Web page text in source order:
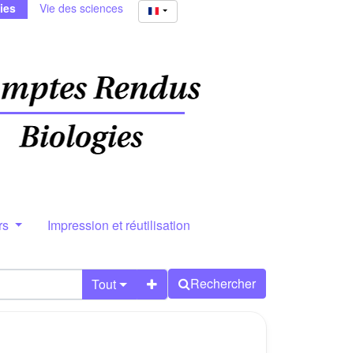
Vie des sciences
Impression et réutilisation
Tout Rechercher